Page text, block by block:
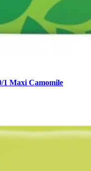
Maxi Camomile